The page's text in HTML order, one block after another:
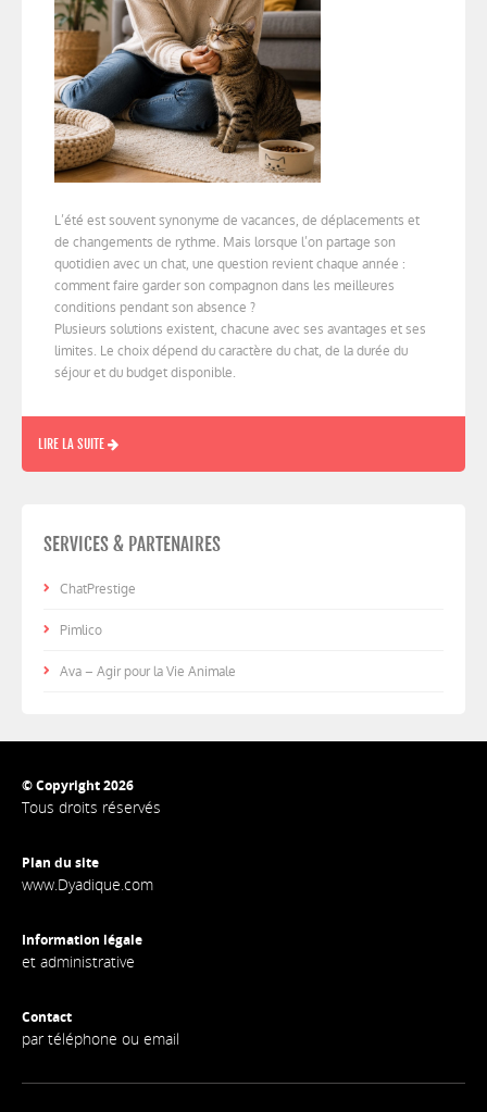
L’été est souvent synonyme de vacances, de déplacements et
de changements de rythme. Mais lorsque l’on partage son
quotidien avec un chat, une question revient chaque année :
comment faire garder son compagnon dans les meilleures
conditions pendant son absence ?
Plusieurs solutions existent, chacune avec ses avantages et ses
limites. Le choix dépend du caractère du chat, de la durée du
séjour et du budget disponible.
LIRE LA SUITE
SERVICES & PARTENAIRES
ChatPrestige
Pimlico
Ava – Agir pour la Vie Animale
© Copyright 2026
Tous droits réservés
Plan du site
www.Dyadique.com
Information légale
et administrative
Contact
par téléphone ou email